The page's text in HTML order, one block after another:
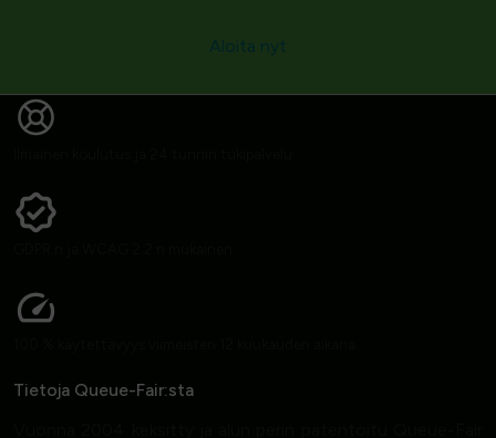
Tietoja Queue-Fair:sta